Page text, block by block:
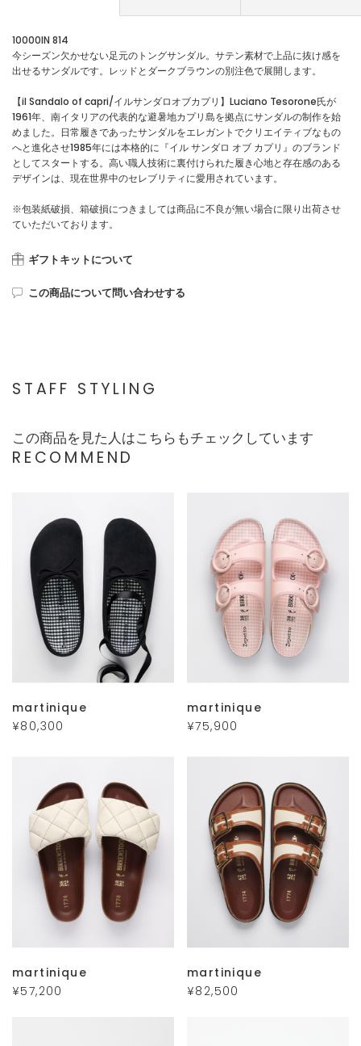
10000IN 814
今シーズン欠かせない足元のトングサンダル。サテン素材で上品に抜け感を
出せるサンダルです。レッドとダークブラウンの別注色で展開します。
【il Sandalo of capri/イルサンダロオブカプリ】Luciano Tesorone氏が
1961年、南イタリアの代表的な避暑地カプリ島を拠点にサンダルの制作を始
めました。日常履きであったサンダルをエレガントでクリエイティブなもの
へと進化させ1985年には本格的に『イル サンダロ オブ カプリ』のブランド
としてスタートする。高い職人技術に裏付けられた履き心地と存在感のある
デザインは、現在世界中のセレブリティに愛用されています。
※包装紙破損、箱破損につきましては商品に不良が無い場合に限り出荷させ
ていただいております。
ギフトキットについて
この商品について問い合わせする
STAFF STYLING
この商品を見た人はこちらもチェックしています
RECOMMEND
martinique
¥80,300
martinique
¥75,900
martinique
¥57,200
martinique
¥82,500